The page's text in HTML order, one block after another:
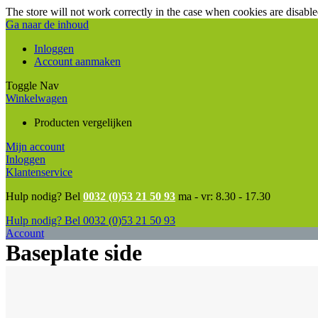
The store will not work correctly in the case when cookies are
Ga naar de inhoud
Inloggen
Account aanmaken
Toggle Nav
Winkelwagen
Producten vergelijken
Mijn account
Inloggen
Klantenservice
Hulp nodig? Bel 0032 (0)53 21 50 93 ma - vr: 8.30 - 17.30
Hulp nodig? Bel 0032 (0)53 21 50 93
Account
Baseplate side